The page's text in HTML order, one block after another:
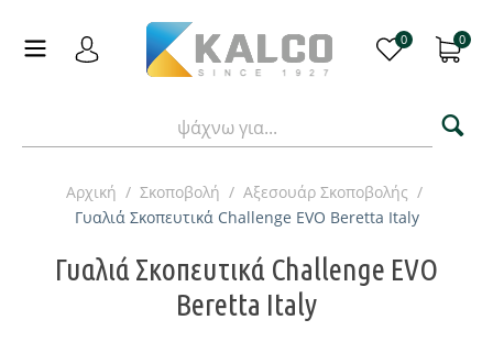
0 0
Αρχική / Σκοποβολή / Αξεσουάρ Σκοποβολής /
Γυαλιά Σκοπευτικά Challenge EVO Beretta Italy
Γυαλιά Σκοπευτικά Challenge EVO
Beretta Italy